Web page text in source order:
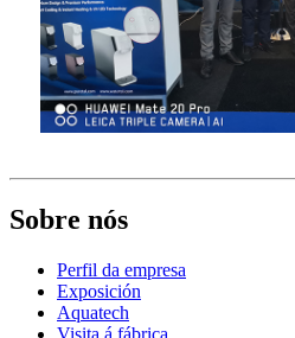
Sobre nós
Perfil da empresa
Exposición
Aquatech